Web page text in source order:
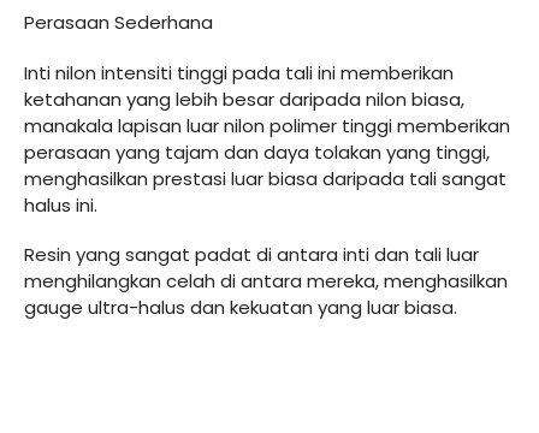
Perasaan Sederhana
Inti nilon intensiti tinggi pada tali ini memberikan
ketahanan yang lebih besar daripada nilon biasa,
manakala lapisan luar nilon polimer tinggi memberikan
perasaan yang tajam dan daya tolakan yang tinggi,
menghasilkan prestasi luar biasa daripada tali sangat
halus ini.
Resin yang sangat padat di antara inti dan tali luar
menghilangkan celah di antara mereka, menghasilkan
gauge ultra-halus dan kekuatan yang luar biasa.